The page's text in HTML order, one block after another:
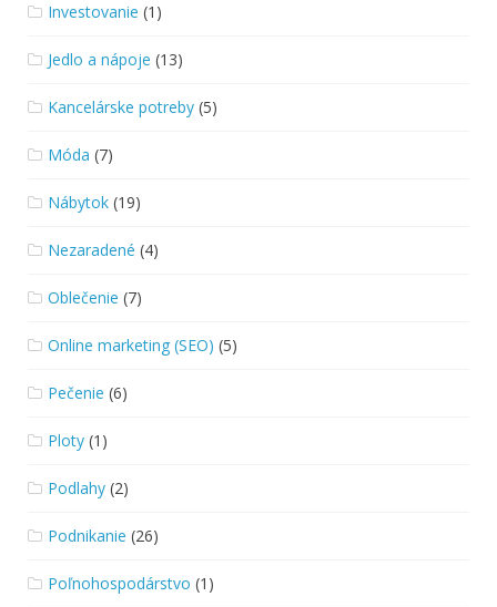
Investovanie (1)
Jedlo a nápoje (13)
Kancelárske potreby (5)
Móda (7)
Nábytok (19)
Nezaradené (4)
Oblečenie (7)
Online marketing (SEO) (5)
Pečenie (6)
Ploty (1)
Podlahy (2)
Podnikanie (26)
Poľnohospodárstvo (1)